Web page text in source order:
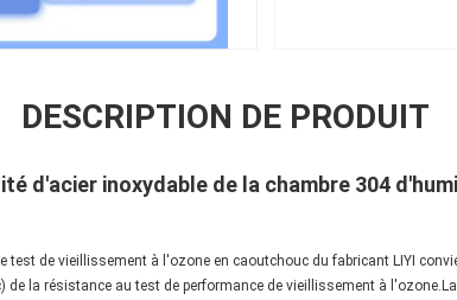
DESCRIPTION DE PRODUIT
d'acier inoxydable de la chambre 304
test de vieillissement à l'ozone en caoutchouc du fabricant LIYI
de la résistance au test de performance de vieillissement à